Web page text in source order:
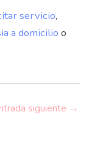
servicio,
a domicilio o
siguiente →